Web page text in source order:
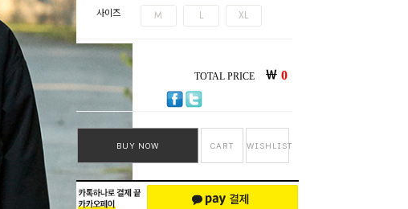
사이즈 M L XL
TOTAL PRICE ￦ 0
BUY NOW CART WISHLIST